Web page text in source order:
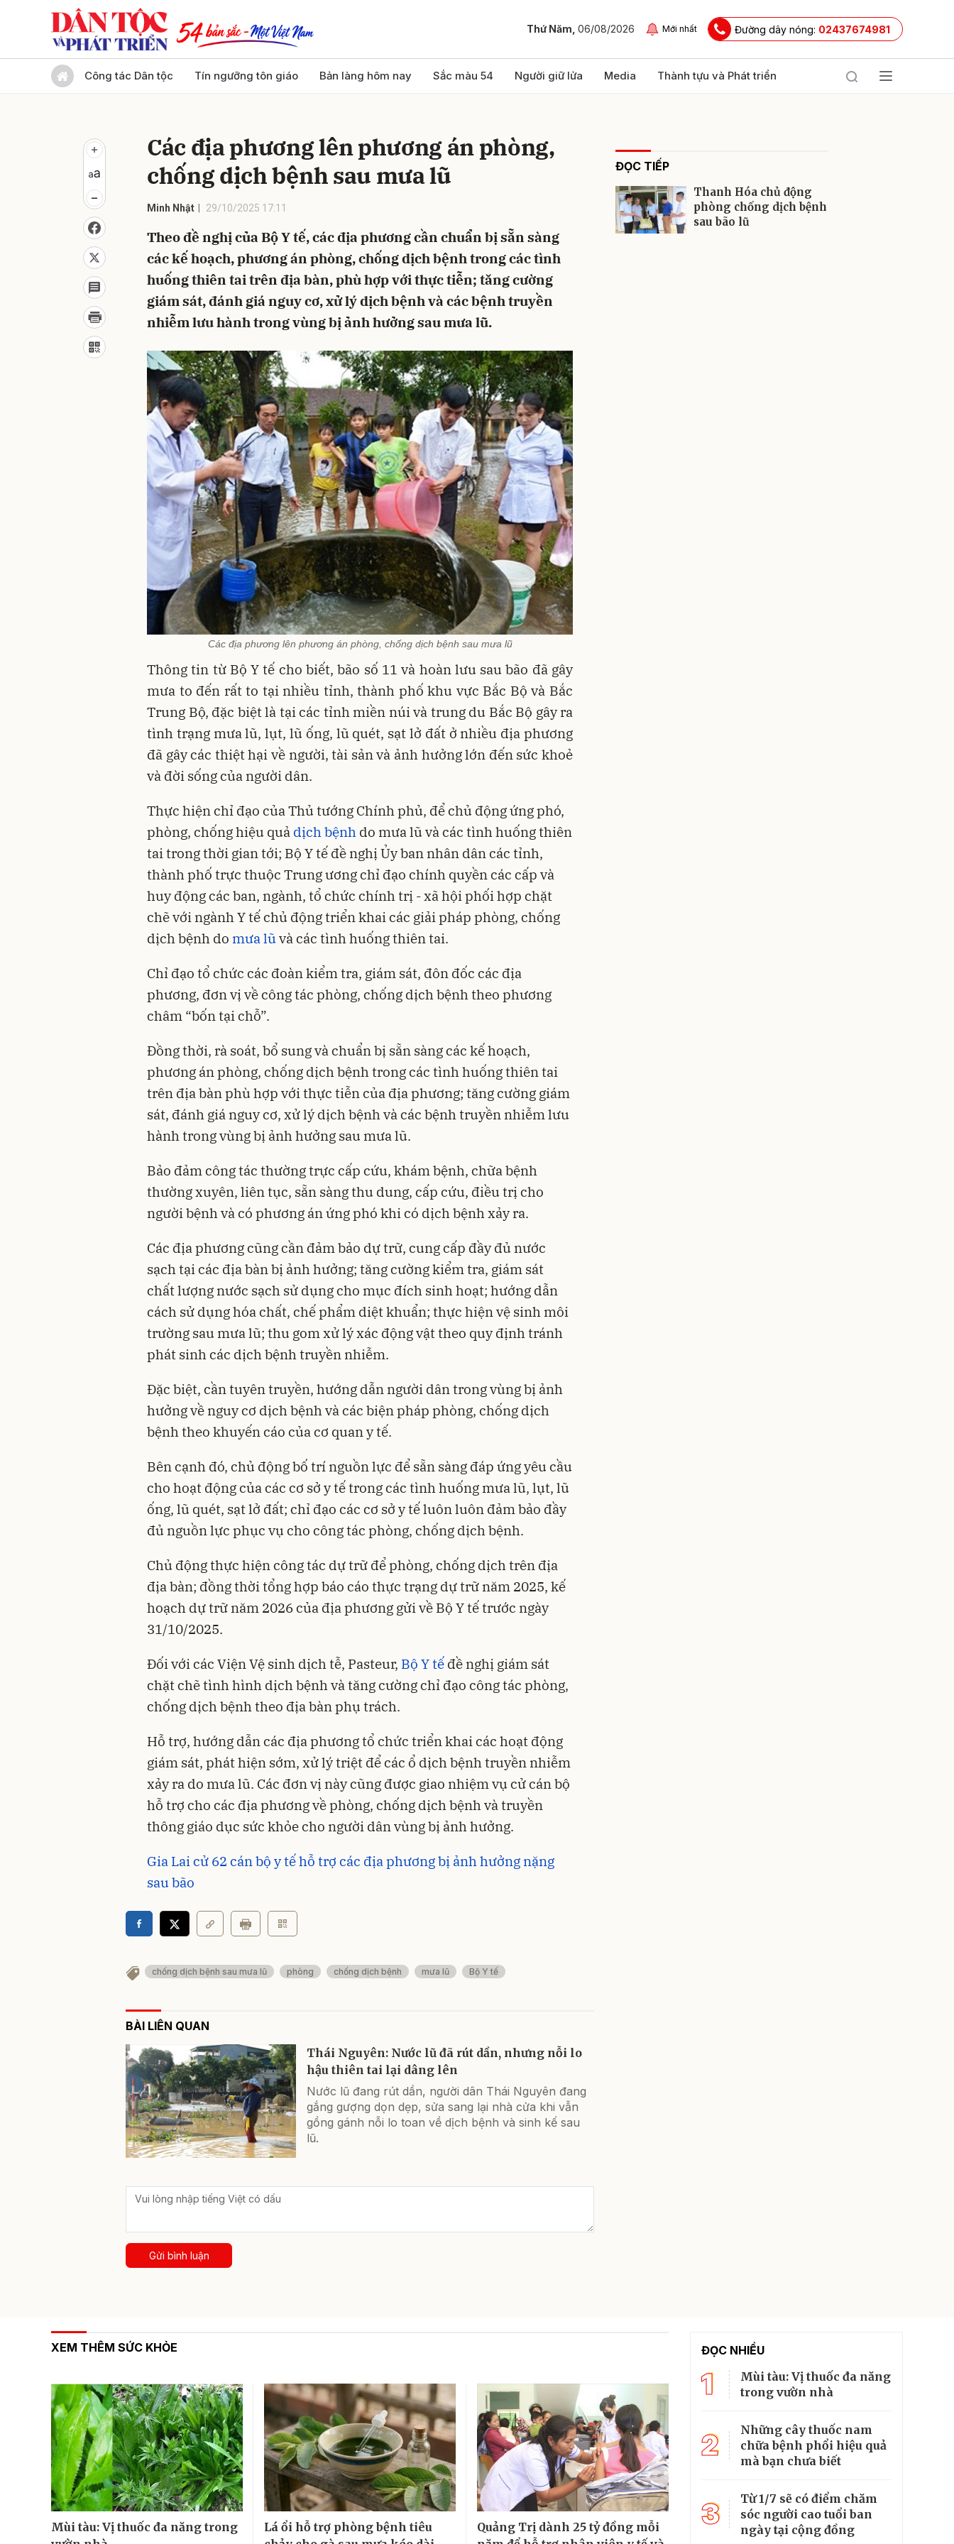
Thứ Năm, 06/08/2026 Mới nhất Đường dây nóng: 02437674981
Công tác Dân tộc Tín ngưỡng tôn giáo Bản làng hôm nay Sắc màu 54 Người giữ lửa Media Thành tựu và Phát triển
Các địa phương lên phương án phòng,
chống dịch bệnh sau mưa lũ
Minh Nhật 29/10/2025 17:11
Theo đề nghị của Bộ Y tế, các địa phương cần chuẩn bị sẵn sàng
các kế hoạch, phương án phòng, chống dịch bệnh trong các tình
huống thiên tai trên địa bàn, phù hợp với thực tiễn; tăng cường
giám sát, đánh giá nguy cơ, xử lý dịch bệnh và các bệnh truyền
nhiễm lưu hành trong vùng bị ảnh hưởng sau mưa lũ.
Các địa phương lên phương án phòng, chống dịch bệnh sau mưa lũ
Thông tin từ Bộ Y tế cho biết, bão số 11 và hoàn lưu sau bão đã gây
mưa to đến rất to tại nhiều tỉnh, thành phố khu vực Bắc Bộ và Bắc
Trung Bộ, đặc biệt là tại các tỉnh miền núi và trung du Bắc Bộ gây ra
tình trạng mưa lũ, lụt, lũ ống, lũ quét, sạt lở đất ở nhiều địa phương
đã gây các thiệt hại về người, tài sản và ảnh hưởng lớn đến sức khoẻ
và đời sống của người dân.
Thực hiện chỉ đạo của Thủ tướng Chính phủ, để chủ động ứng phó,
phòng, chống hiệu quả dịch bệnh do mưa lũ và các tình huống thiên
tai trong thời gian tới; Bộ Y tế đề nghị Ủy ban nhân dân các tỉnh,
thành phố trực thuộc Trung ương chỉ đạo chính quyền các cấp và
huy động các ban, ngành, tổ chức chính trị - xã hội phối hợp chặt
chẽ với ngành Y tế chủ động triển khai các giải pháp phòng, chống
dịch bệnh do mưa lũvà các tình huống thiên tai.
Chỉ đạo tổ chức các đoàn kiểm tra, giám sát, đôn đốc các địa
phương, đơn vị về công tác phòng, chống dịch bệnh theo phương
châm “bốn tại chỗ”.
Đồng thời, rà soát, bổ sung và chuẩn bị sẵn sàng các kế hoạch,
phương án phòng, chống dịch bệnh trong các tình huống thiên tai
trên địa bàn phù hợp với thực tiễn của địa phương; tăng cường giám
sát, đánh giá nguy cơ, xử lý dịch bệnh và các bệnh truyền nhiễm lưu
hành trong vùng bị ảnh hưởng sau mưa lũ.
Bảo đảm công tác thường trực cấp cứu, khám bệnh, chữa bệnh
thường xuyên, liên tục, sẵn sàng thu dung, cấp cứu, điều trị cho
người bệnh và có phương án ứng phó khi có dịch bệnh xảy ra.
Các địa phương cũng cần đảm bảo dự trữ, cung cấp đầy đủ nước
sạch tại các địa bàn bị ảnh hưởng; tăng cường kiểm tra, giám sát
chất lượng nước sạch sử dụng cho mục đích sinh hoạt; hướng dẫn
cách sử dụng hóa chất, chế phẩm diệt khuẩn; thực hiện vệ sinh môi
trường sau mưa lũ; thu gom xử lý xác động vật theo quy định tránh
phát sinh các dịch bệnh truyền nhiễm.
Đặc biệt, cần tuyên truyền, hướng dẫn người dân trong vùng bị ảnh
hưởng về nguy cơ dịch bệnh và các biện pháp phòng, chống dịch
bệnh theo khuyến cáo của cơ quan y tế.
Bên cạnh đó, chủ động bố trí nguồn lực để sẵn sàng đáp ứng yêu cầu
cho hoạt động của các cơ sở y tế trong các tình huống mưa lũ, lụt, lũ
ống, lũ quét, sạt lở đất; chỉ đạo các cơ sở y tế luôn luôn đảm bảo đầy
đủ nguồn lực phục vụ cho công tác phòng, chống dịch bệnh.
Chủ động thực hiện công tác dự trữ để phòng, chống dịch trên địa
địa bàn; đồng thời tổng hợp báo cáo thực trạng dự trữ năm 2025, kế
hoạch dự trữ năm 2026 của địa phương gửi về Bộ Y tế trước ngày
31/10/2025.
Đối với các Viện Vệ sinh dịch tễ, Pasteur, Bộ Y tế đề nghị giám sát
chặt chẽ tình hình dịch bệnh và tăng cường chỉ đạo công tác phòng,
chống dịch bệnh theo địa bàn phụ trách.
Hỗ trợ, hướng dẫn các địa phương tổ chức triển khai các hoạt động
giám sát, phát hiện sớm, xử lý triệt để các ổ dịch bệnh truyền nhiễm
xảy ra do mưa lũ. Các đơn vị này cũng được giao nhiệm vụ cử cán bộ
hỗ trợ cho các địa phương về phòng, chống dịch bệnh và truyền
thông giáo dục sức khỏe cho người dân vùng bị ảnh hưởng.
Gia Lai cử 62 cán bộ y tế hỗ trợ các địa phương bị ảnh hưởng nặng
sau bão
chống dịch bệnh sau mưa lũ phòng chống dịch bệnh mưa lũ Bộ Y tế
BÀI LIÊN QUAN
Thái Nguyên: Nước lũ đã rút dần, nhưng nỗi lo
hậu thiên tai lại dâng lên
Nước lũ đang rút dần, người dân Thái Nguyên đang
gắng gượng dọn dẹp, sửa sang lại nhà cửa khi vẫn
gồng gánh nỗi lo toan về dịch bệnh và sinh kế sau
lũ.
Gửi bình luận
ĐỌC TIẾP
Thanh Hóa chủ động
phòng chống dịch bệnh
sau bão lũ
XEM THÊM SỨC KHỎE
Mùi tàu: Vị thuốc đa năng trong
Lá ổi hỗ trợ phòng bệnh tiêu
Quảng Trị dành 25 tỷ đồng mỗi
ĐỌC NHIỀU
1
Mùi tàu: Vị thuốc đa năng
trong vườn nhà
2
Những cây thuốc nam
chữa bệnh phổi hiệu quả
mà bạn chưa biết
3
Từ 1/7 sẽ có điểm chăm
sóc người cao tuổi ban
ngày tại cộng đồng
Gửi bình luận
Gửi